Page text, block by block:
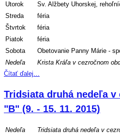
Utorok
Sv. Alžbety Uhorskej,
Streda
féria
Štvrtok
féria
Piatok
féria
Sobota
Obetovanie Panny Márie -
Nedeľa
Krista Kráľa v cezročnom
Čítať ďalej…
Tridsiata druhá nedeľa
"B" (9. - 15. 11. 2015)
Nedeľa
Tridsiata druhá nedeľa v